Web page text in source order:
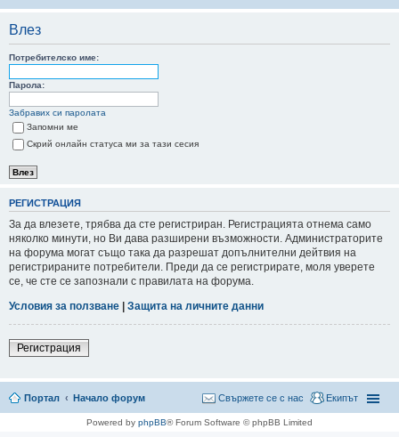
Влез
Потребителско име:
Парола:
Забравих си паролата
Запомни ме
Скрий онлайн статуса ми за тази сесия
РЕГИСТРАЦИЯ
За да влезете, трябва да сте регистриран. Регистрацията отнема само
няколко минути, но Ви дава разширени възможности. Администраторите
на форума могат също така да разрешат допълнителни дейтвия на
регистрираните потребители. Преди да се регистрирате, моля уверете
се, че сте се запознали с правилата на форума.
Условия за ползване | Защита на личните данни
Регистрация
Портал Начало форум Екипът
Свържете се с нас
Powered by phpBB® Forum Software © phpBB Limited